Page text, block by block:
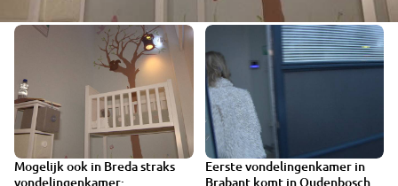
Mogelijk ook in Breda straks
vondelingenkamer:
Eerste vondelingenkamer in
Brabant komt in Oudenbosch
VIDEO